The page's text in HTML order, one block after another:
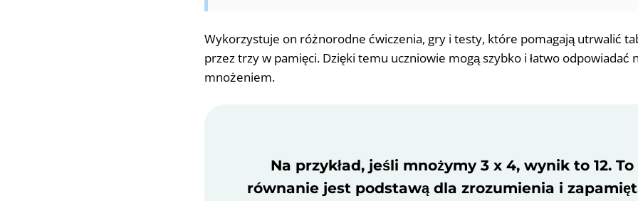
Wykorzystuje on różnorodne ćwiczenia, gry i testy, które pomagają utrwalić
przez trzy w pamięci. Dzięki temu uczniowie mogą szybko i łatwo odpowiadać
mnożeniem.
Na przykład, jeśli mnożymy 3 x 4, wynik to 12.
równanie jest podstawą dla zrozumienia i